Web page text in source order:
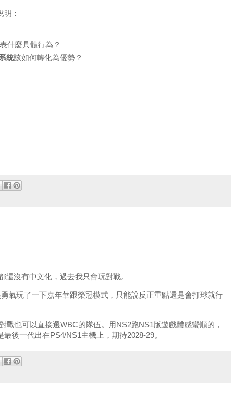
：
什麼具體行為？
統該如何轉化為優勢？
沒有中文化，過去我只會玩對戰。
氣玩了一下嘉年華跟榮冠模式，只能說反正重點還是會打球就行
戰也可以直接選WBC的隊伍。用NS2跑NS1版遊戲體感蠻順的，
後一代出在PS4/NS1主機上，期待2028-29。